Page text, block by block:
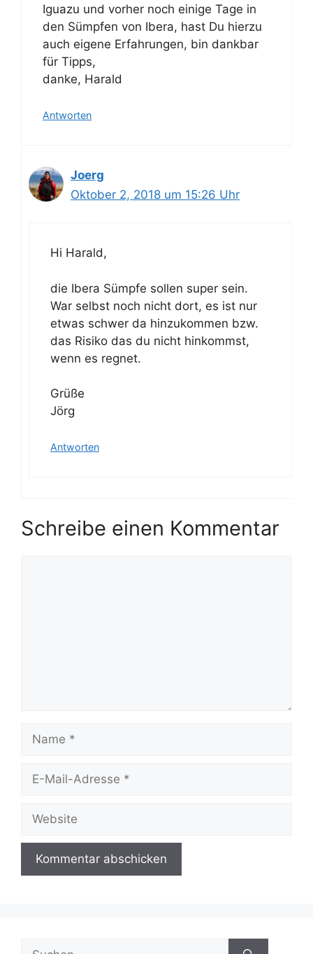
Iguazu und vorher noch einige Tage in
den Sümpfen von Ibera, hast Du hierzu
auch eigene Erfahrungen, bin dankbar
für Tipps,
danke, Harald
Antworten
Joerg
Oktober 2, 2018 um 15:26 Uhr
Hi Harald,
die Ibera Sümpfe sollen super sein.
War selbst noch nicht dort, es ist nur
etwas schwer da hinzukommen bzw.
das Risiko das du nicht hinkommst,
wenn es regnet.
Grüße
Jörg
Antworten
Schreibe einen Kommentar
Name
Website
Suchen